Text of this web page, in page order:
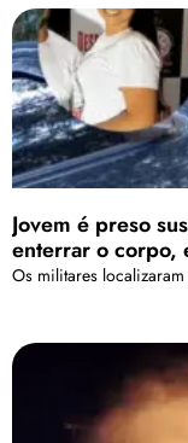
Jovem é preso
enterrar o corpo,
Os militares